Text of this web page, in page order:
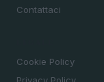
Contattaci
Cookie Policy